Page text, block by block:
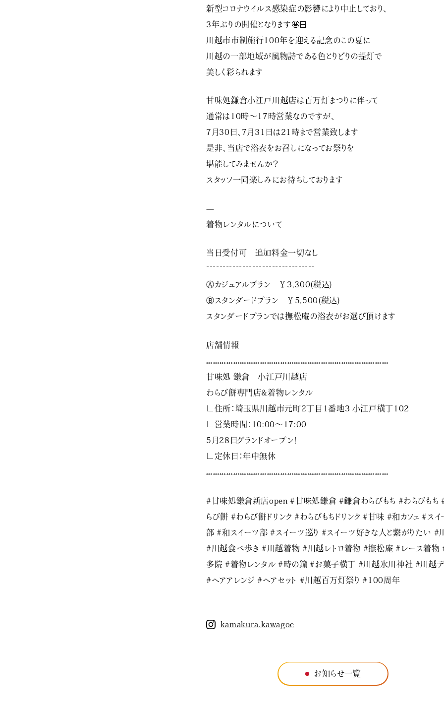
新型コロナウイルス感染症の影響により中止しており、
3年ぶりの開催となります🤩🏻
川越市市制施行100年を迎える記念のこの夏に
川越の一部地域が風物詩である色とりどりの提灯で
美しく彩られます
甘味処鎌倉小江戸川越店は百万灯まつりに伴って
通常は10時～17時営業なのですが、
7月30日、7月31日は21時まで営業致します
是非、当店で浴衣をお召しになってお祭りを
堪能してみませんか？
スタッフ一同楽しみにお待ちしております
—
着物レンタルについて
当日受付可 追加料金一切なし
¯¯¯¯¯¯¯¯¯¯¯¯¯¯¯¯¯¯¯¯¯¯¯¯¯¯¯¯¯¯¯¯¯
Ⓐカジュアルプラン ￥3,300(税込)
Ⓑスタンダードプラン ￥5,500(税込)
スタンダードプランでは撫松庵の浴衣がお選び頂けます
店舗情報
𓏧𓏧𓏧𓏧𓏧𓏧𓏧𓏧𓏧𓏧𓏧𓏧𓏧𓏧𓏧𓏧𓏧𓏧𓏧𓏧𓏧𓏧𓏧𓏧𓏧𓏧𓏧
甘味処 鎌倉 小江戸川越店
わらび餅専門店&着物レンタル
∟住所：埼玉県川越市元町2丁目1番地3 小江戸横丁102
∟営業時間：10:00〜17:00
5月28日グランドオープン！
∟定休日：年中無休
𓏧𓏧𓏧𓏧𓏧𓏧𓏧𓏧𓏧𓏧𓏧𓏧𓏧𓏧𓏧𓏧𓏧𓏧𓏧𓏧𓏧𓏧𓏧𓏧𓏧𓏧𓏧
#甘味処鎌倉新店open #甘味処鎌倉 #鎌倉わらびもち #わらびもち
らび餅 #わらび餅ドリンク #わらびもちドリンク #甘味 #和カフェ #スイ
部 #和スイーツ部 #スイーツ巡り #スイーツ好きな人と繋がりたい #
#川越食べ歩き #川越着物 #川越レトロ着物 #撫松庵 #レース着物
多院 #着物レンタル #時の鐘 #お菓子横丁 #川越氷川神社 #川越デ
#ヘアアレンジ #ヘアセット #川越百万灯祭り #100周年
kamakura.kawagoe
お知らせ一覧